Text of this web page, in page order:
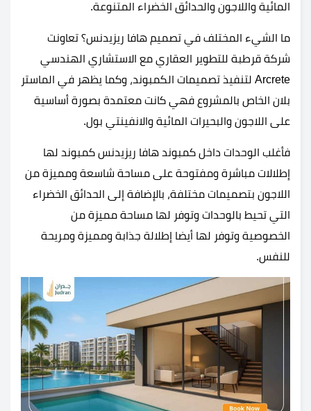
المائية واللاجون والحدائق الخضراء المتنوعة.
ما الشيء المختلف في تصميم هافا ريزيدنس؟ تعاونت
شركة قرطبة للتطوير العقاري مع الاستشاري الهندسي
Arcrete لتنفيذ تصميمات الكمبوند، وكما يظهر في الماستر
بلان الخاص بالمشروع فهي كانت معتمدة بصورة أساسية
على اللاجون والبحيرات المائية والانفينتي بول.
فأغلب الوحدات داخل كمبوند هافا ريزيدنس كمبوند لها
إطلالات مباشرة ومفتوحة على مساحة شاسعة ومميزة من
اللاجون بتصميمات مختلفة، بالإضافة إلى الحدائق الخضراء
التي تحيط بالوحدات وتوفر لها مساحة مميزة من
الخصوصية وتوفر لها أيضا إطلالة جذابة ومميزة ومريحة
للنفس.